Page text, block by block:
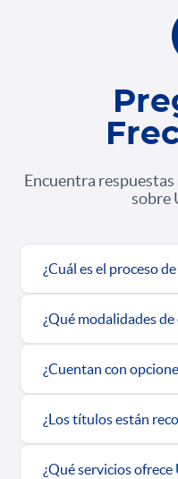
Encuentra
sobre
¿Cuál es el proceso
¿Qué modalidades
¿Cuentan con
¿Los títulos están
¿Qué servicios